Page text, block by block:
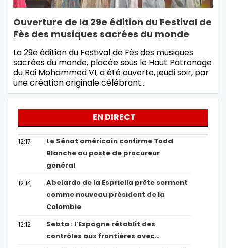
Ouverture de la 29e édition du Festival de
Fès des musiques sacrées du monde
La 29e édition du Festival de Fès des musiques
sacrées du monde, placée sous le Haut Patronage
du Roi Mohammed VI, a été ouverte, jeudi soir, par
une création originale célébrant…
EN DIRECT
12:17
Le Sénat américain confirme Todd
Blanche au poste de procureur
général
12:14
Abelardo de la Espriella prête serment
comme nouveau président de la
Colombie
12:12
Sebta : l’Espagne rétablit des
contrôles aux frontières avec…